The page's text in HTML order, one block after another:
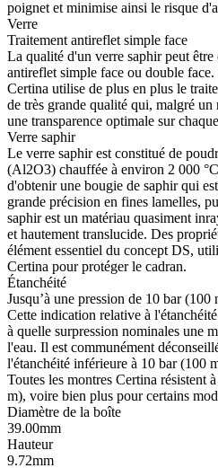
poignet et minimise ainsi le risque
Verre
Traitement antireflet simple face
La qualité d'un verre saphir peut
antireflet simple face ou double
Certina utilise de plus en plus le
de très grande qualité qui, malgré
une transparence optimale sur
Verre saphir
Le verre saphir est constitué de
(Al2O3) chauffée à environ 2 000
d'obtenir une bougie de saphir qui
grande précision en fines lamelles,
saphir est un matériau quasiment
et hautement translucide. Des
élément essentiel du concept DS,
Certina pour protéger le cadran.
Étanchéité
Jusqu’à une pression de 10 bar (100
Cette indication relative à
à quelle surpression nominales une
l'eau. Il est communément
l'étanchéité inférieure à 10 bar (100
Toutes les montres Certina résistent
m), voire bien plus pour certains
Diamètre de la boîte
39.00mm
Hauteur
9.72mm